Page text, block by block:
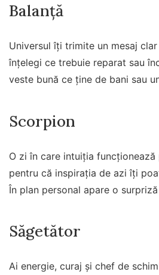
Balanță
Universul îți trimite un mesaj
înțelegi ce trebuie reparat sau
veste bună ce ține de bani sau
Scorpion
O zi în care intuiția
pentru că inspirația de azi îți
În plan personal apare o
Săgetător
Ai energie, curaj și chef de